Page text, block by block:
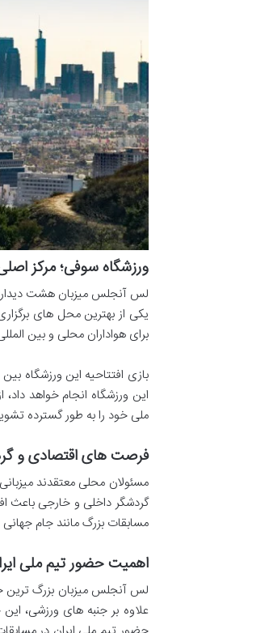
ورزشگاه سوفی؛ مرکز
یکی از بهترین محل های
برای هواداران محلی و بین
ملی خود را به طور گسترده
فرصت های اقتصادی و
مسئولان محلی معتقدند
گردشگر داخلی و خارجی باعث
مسابقات بزرگ مانند جام
اهمیت حضور تیم ملی
لس آنجلس میزبان بزرگ ترین
علاوه بر جنبه های ورزشی،